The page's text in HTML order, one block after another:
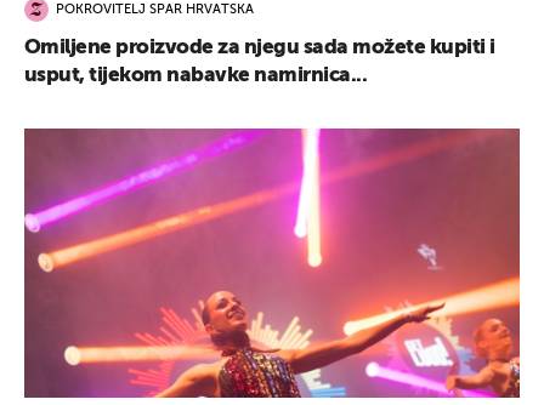
POKROVITELJ SPAR HRVATSKA
Omiljene proizvode za njegu sada možete kupiti i
usput, tijekom nabavke namirnica...